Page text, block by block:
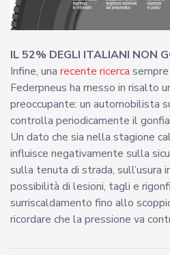
IL 52% DEGLI ITALIANI NON
Infine, una recente ricerca
Federpneus ha messo in risalto
preoccupante: un automobilista
controlla periodicamente il
Un dato che sia nella stagione
influisce negativamente sulla
sulla tenuta di strada, sull’usura
possibilità di lesioni, tagli e
surriscaldamento fino allo
ricordare che la pressione va